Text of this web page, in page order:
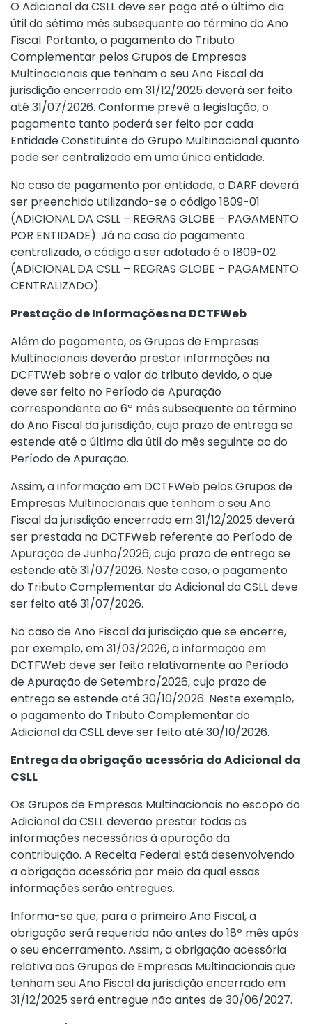
O Adicional da CSLL deve ser pago até o último dia
útil do sétimo mês subsequente ao término do Ano
Fiscal. Portanto, o pagamento do Tributo
Complementar pelos Grupos de Empresas
Multinacionais que tenham o seu Ano Fiscal da
jurisdição encerrado em 31/12/2025 deverá ser feito
até 31/07/2026. Conforme prevê a legislação, o
pagamento tanto poderá ser feito por cada
Entidade Constituinte do Grupo Multinacional quanto
pode ser centralizado em uma única entidade.
No caso de pagamento por entidade, o DARF deverá
ser preenchido utilizando-se o código 1809-01
(ADICIONAL DA CSLL – REGRAS GLOBE – PAGAMENTO
POR ENTIDADE). Já no caso do pagamento
centralizado, o código a ser adotado é o 1809-02
(ADICIONAL DA CSLL – REGRAS GLOBE – PAGAMENTO
CENTRALIZADO).
Prestação de Informações na DCTFWeb
Além do pagamento, os Grupos de Empresas
Multinacionais deverão prestar informações na
DCFTWeb sobre o valor do tributo devido, o que
deve ser feito no Período de Apuração
correspondente ao 6º mês subsequente ao término
do Ano Fiscal da jurisdição, cujo prazo de entrega se
estende até o último dia útil do mês seguinte ao do
Período de Apuração.
Assim, a informação em DCTFWeb pelos Grupos de
Empresas Multinacionais que tenham o seu Ano
Fiscal da jurisdição encerrado em 31/12/2025 deverá
ser prestada na DCTFWeb referente ao Período de
Apuração de Junho/2026, cujo prazo de entrega se
estende até 31/07/2026. Neste caso, o pagamento
do Tributo Complementar do Adicional da CSLL deve
ser feito até 31/07/2026.
No caso de Ano Fiscal da jurisdição que se encerre,
por exemplo, em 31/03/2026, a informação em
DCTFWeb deve ser feita relativamente ao Período
de Apuração de Setembro/2026, cujo prazo de
entrega se estende até 30/10/2026. Neste exemplo,
o pagamento do Tributo Complementar do
Adicional da CSLL deve ser feito até 30/10/2026.
Entrega da obrigação acessória do Adicional da
CSLL
Os Grupos de Empresas Multinacionais no escopo do
Adicional da CSLL deverão prestar todas as
informações necessárias à apuração da
contribuição. A Receita Federal está desenvolvendo
a obrigação acessória por meio da qual essas
informações serão entregues.
Informa-se que, para o primeiro Ano Fiscal, a
obrigação será requerida não antes do 18º mês após
o seu encerramento. Assim, a obrigação acessória
relativa aos Grupos de Empresas Multinacionais que
tenham seu Ano Fiscal da jurisdição encerrado em
31/12/2025 será entregue não antes de 30/06/2027.